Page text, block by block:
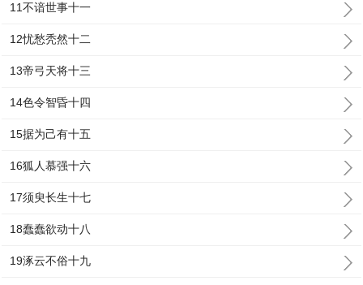
11不谙世事十一
12忧愁秃然十二
13帝弓天将十三
14色令智昏十四
15据为己有十五
16狐人慕强十六
17须臾长生十七
18蠢蠢欲动十八
19涿云不俗十九